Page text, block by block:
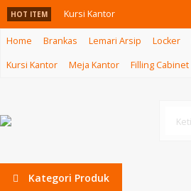
HOT ITEM Kursi Kantor
Ergotec 710 U
Meja Meeting
Indachi D-3
Home Brankas Lemari Arsip Locker
Kursi Kantor
Meja Kantor Filling Cabinet
Kategori Produk